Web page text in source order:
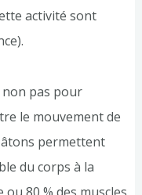
activité sont
pas pour
le mouvement de
permettent
du corps à la